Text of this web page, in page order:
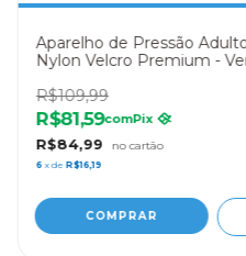
Aparelho de Pressão
Nylon Velcro Premium -
R$109,99
R$84,99
R$81,59comPix
6 x de R$16,19